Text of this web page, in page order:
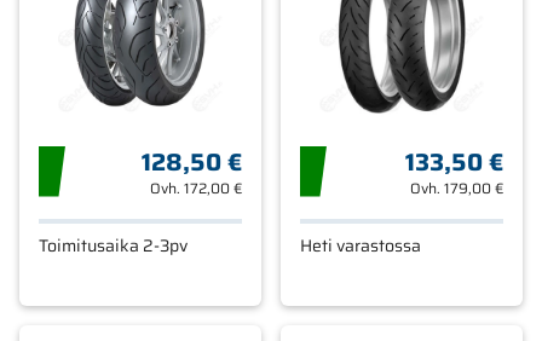
128,50 €
Ovh. 172,00 €
Toimitusaika 2-3pv
133,50 €
Ovh. 179,00 €
Heti varastossa